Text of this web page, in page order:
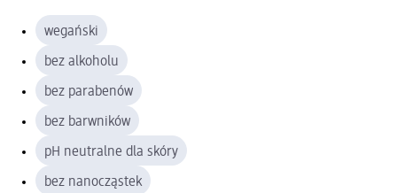
wegański
bez alkoholu
bez parabenów
bez barwników
pH neutralne dla skóry
bez nanocząstek